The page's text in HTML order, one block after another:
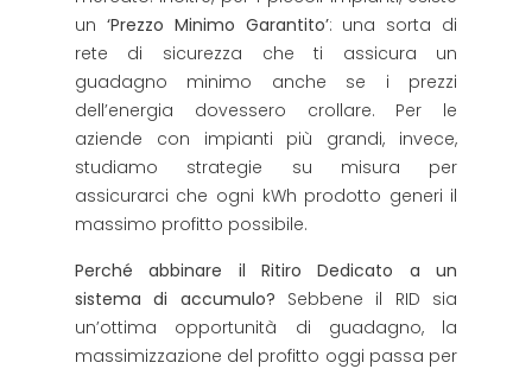
un ‘Prezzo Minimo Garantito’: una sorta di
rete di sicurezza che ti assicura un
guadagno minimo anche se i prezzi
dell’energia dovessero crollare. Per le
aziende con impianti più grandi, invece,
studiamo strategie su misura per
assicurarci che ogni kWh prodotto generi il
massimo profitto possibile.
Perché abbinare il Ritiro Dedicato a un
sistema di accumulo? Sebbene il RID sia
un’ottima opportunità di guadagno, la
massimizzazione del profitto oggi passa per